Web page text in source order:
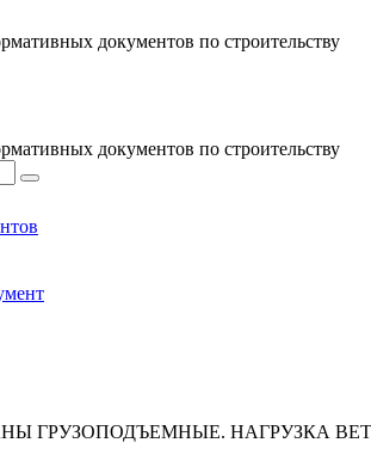
документов по строительству
документов по строительству
ГРУЗОПОДЪЕМНЫЕ. НАГРУЗКА